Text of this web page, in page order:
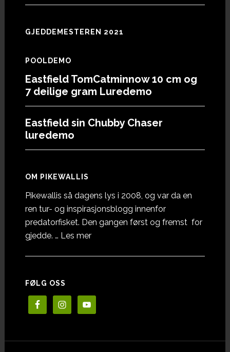
GJEDDEMESTEREN 2021
POOLDEMO
Eastfield TomCatminnow 10 cm og
7 deilige gram Luredemo
Eastfield sin Chubby Chaser
luredemo
OM PIKEWALLIS
Pikewallis så dagens lys i 2008, og var da en
ren tur- og inspirasjonsblogg innenfor
predatorfisket. Den gangen først og fremst for
gjedde. … Les meromOm
FØLG OSS